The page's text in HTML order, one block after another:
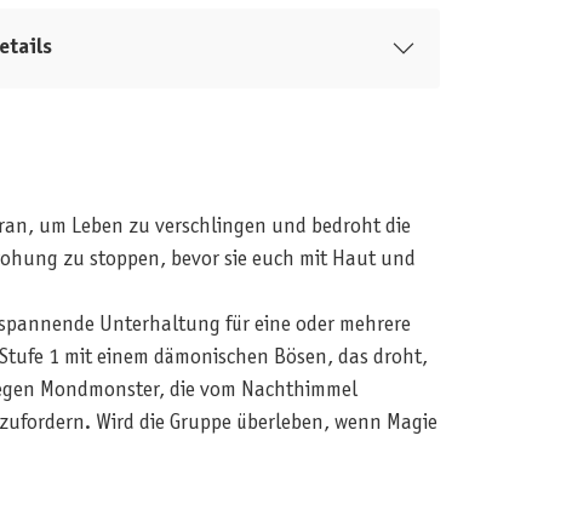
um Leben zu verschlingen und bedroht die
zu stoppen, bevor sie euch mit Haut und
Unterhaltung für eine oder mehrere
1 mit einem dämonischen Bösen, das droht,
Mondmonster, die vom Nachthimmel
Wird die Gruppe überleben, wenn Magie